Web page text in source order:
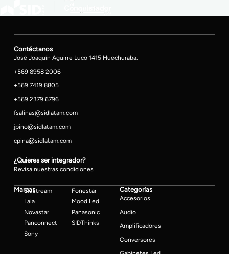
Contáctanos
José Joaquín Aguirre Luco 1415 Huechuraba.
+569 8958 2006
+569 7419 8805
+569 2379 6796
fsalinas@sidlatam.com
jpino@sidlatam.com
cpina@sidlatam.com
¿Quieres ser integrador?
Revisa nuestras condiciones
MarcasBlustream
Fonestar
Laia
Mood Led
Novastar
Panasonic
Panconnect
SIDThinks
Sony
Categorías
Accesorios
Audio
Amplificadores
Conversores